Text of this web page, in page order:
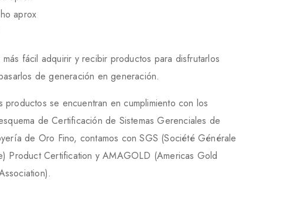
aprox
fácil adquirir y recibir productos para disfrutarlos
de generación en generación.
productos se encuentran en cumplimiento con los
de Certificación de Sistemas Gerenciales de
de Oro Fino, contamos con SGS (Société Générale
Product Certification y AMAGOLD (Americas Gold